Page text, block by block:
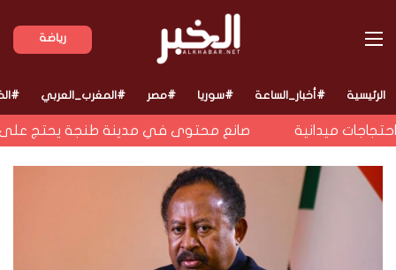
رياضة القائمة
الرئيسية #أخبار_الساعة #سوريا #مصر #المغرب_العربي
صانع محتوى في مدينة طنجة يحتج على قيمة